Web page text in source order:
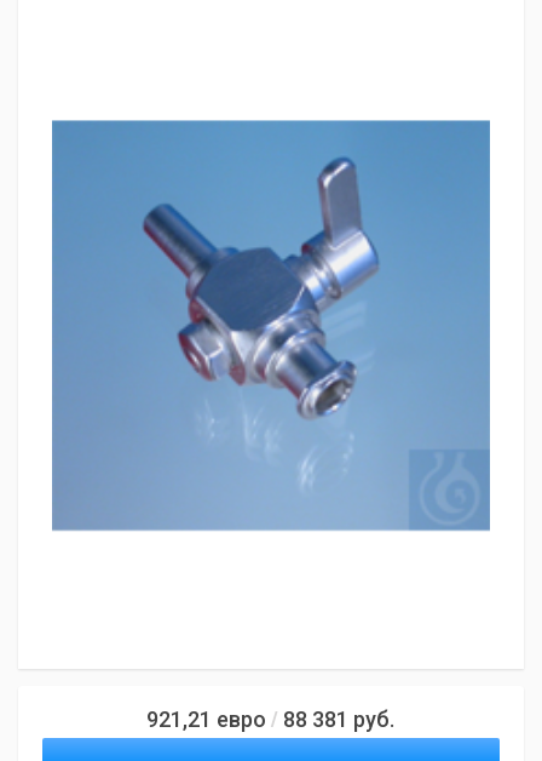
921,21 евро / 88 381 руб.